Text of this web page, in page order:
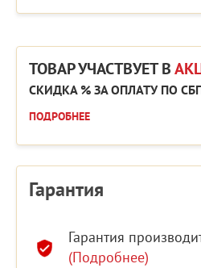
ТОВАР УЧАСТВУЕТ В
СКИДКА % ЗА ОПЛАТУ ПО
ПОДРОБНЕЕ
Гарантия
Гарантия
(Подробнее)